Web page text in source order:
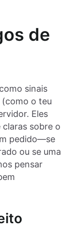
de
sinais
o teu
Eles
sobre o
pedido—se
ou se uma
pensar